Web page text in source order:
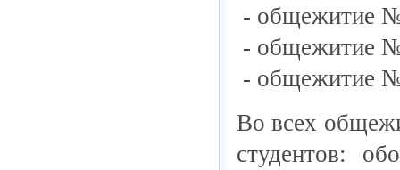
- общежитие
- общежитие
- общежитие
Во всех
студентов: